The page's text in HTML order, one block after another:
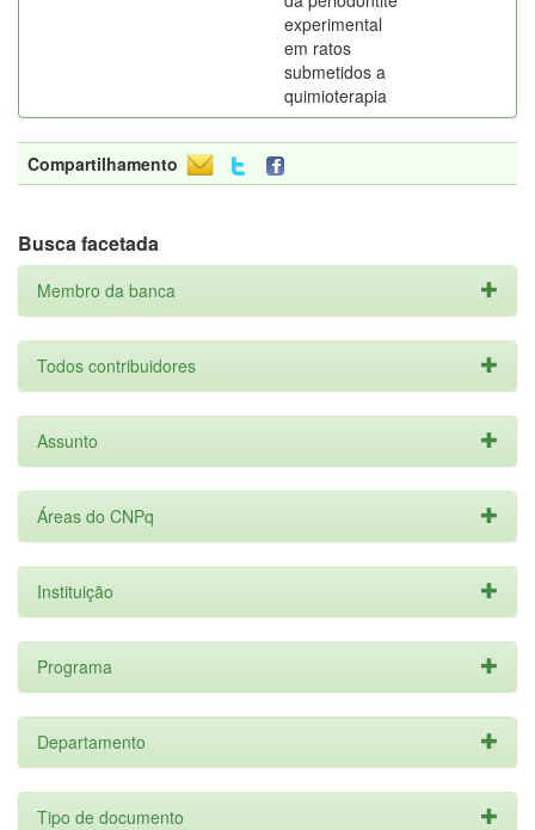
experimental
em ratos
submetidos a
quimioterapia
Compartilhamento
Busca facetada
Membro da banca
Todos contribuidores
Assunto
Áreas do CNPq
Instituição
Programa
Departamento
Tipo de documento